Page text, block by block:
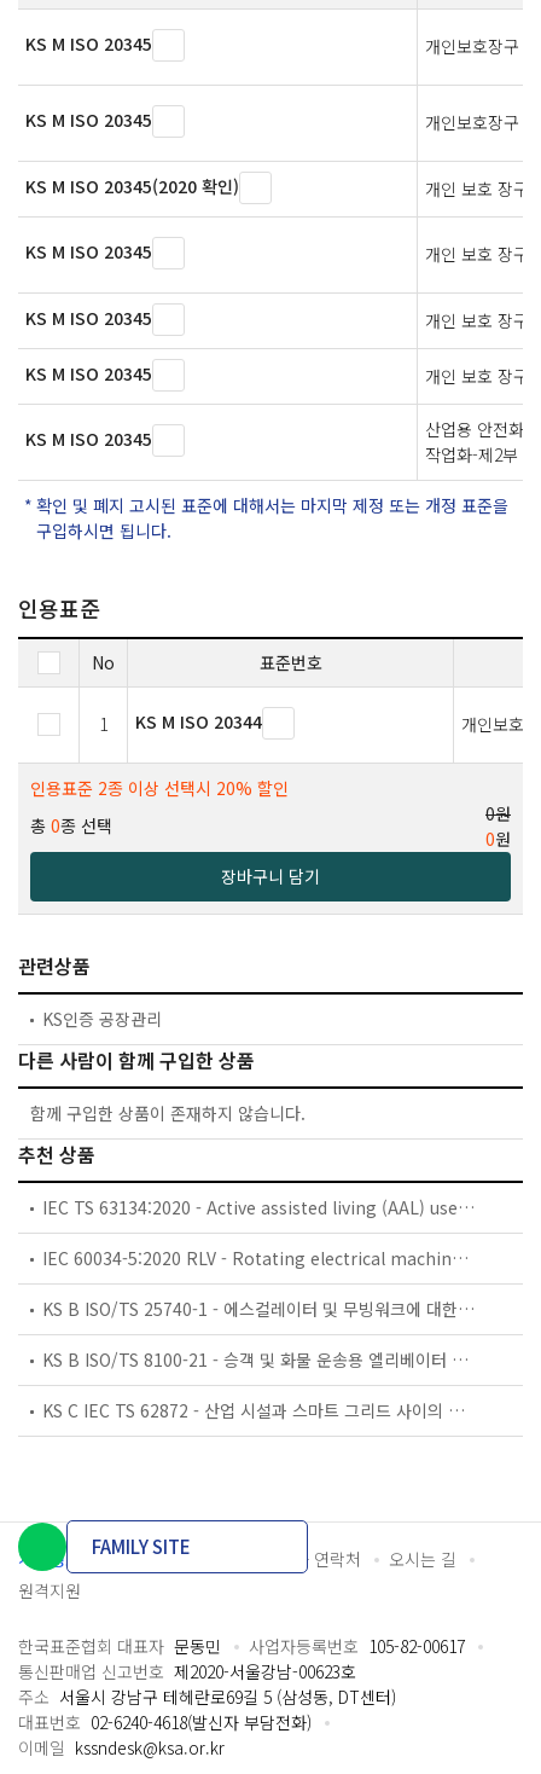
KS M ISO 20345 개인보호장구
KS M ISO 20345 개인보호장구
KS M ISO 20345(2020 확인) 개인 보호 장구
KS M ISO 20345 개인 보호 장구
KS M ISO 20345 개인 보호 장구
KS M ISO 20345 개인 보호 장구
KS M ISO 20345
산업용 안전화,
작업화-제2부
확인 및 폐지 고시된 표준에 대해서는 마지막 제정 또는 개정 표준을
구입하시면 됩니다.
인용표준
No 표준번호
1 KS M ISO 20344 개인보호
인용표준 2종 이상 선택시 20% 할인
총 0종 선택
0원
0원
장바구니 담기
관련상품
KS인증 공장관리
다른 사람이 함께 구입한 상품
함께 구입한 상품이 존재하지 않습니다.
추천 상품
IEC TS 63134:2020 - Active assisted living (AAL) use cases
IEC 60034-5:2020 RLV - Rotating electrical machines - Part 5: Degrees of protection provided by the integral design of rotating electrical machines (IP code) - Classification
KS B ISO/TS 25740-1 - 에스컬레이터 및 무빙워크에 대한 안전요건 — 제1부: 세계공통 필수 안전요건(GESRs)
KS B ISO/TS 8100-21 - 승객 및 화물 운송용 엘리베이터 —제21부: 세계공통 필수안전요건(GESRs)을 충족하는 세계공통 안전 파라미터(GSPs)
KS C IEC TS 62872 - 산업 시설과 스마트 그리드 사이의 산업 공정 측정, 제어 및 자동화 시스템 인터페이스
개인정보처리방침 이용약관 담당자 연락처
오시는 길
원격지원
FAMILY SITE
한국표준협회 대표자 문동민 사업자등록번호 105-82-00617
통신판매업 신고번호 제2020-서울강남-00623호
주소 서울시 강남구 테헤란로69길 5 (삼성동, DT센터)
대표번호 02-6240-4618(발신자 부담전화)
이메일 kssndesk@ksa.or.kr